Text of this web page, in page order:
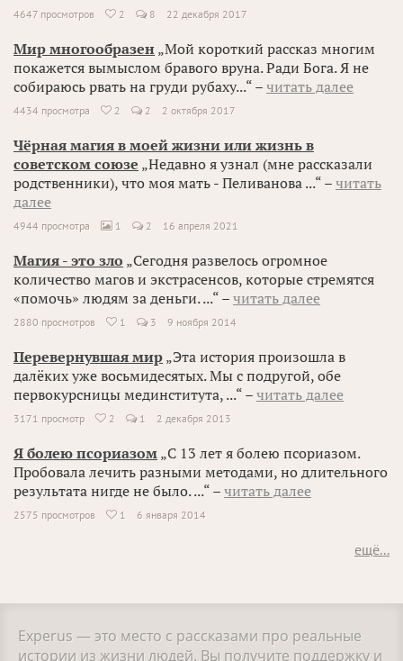
4647 просмотров  2 8 22 декабря 2017
Мир многообразен „Мой короткий рассказ многим
покажется вымыслом бравого вруна. Ради Бога. Я не
собираюсь рвать на груди рубаху...“ – читать далее
4434 просмотра  2 2 2 октября 2017
Чёрная магия в моей жизни или жизнь в
советском союзе „Недавно я узнал (мне рассказали
родственники), что моя мать - Пеливанова ...“ – читать
далее
4944 просмотра  1 2 16 апреля 2021
Магия - это зло „Сегодня развелось огромное
количество магов и экстрасенсов, которые стремятся
«помочь» людям за деньги. ...“ – читать далее
2880 просмотров  1 3 9 ноября 2014
Перевернувшая мир „Эта история произошла в
далёких уже восьмидесятых. Мы с подругой, обе
первокурсницы мединститута, ...“ – читать далее
3171 просмотр  2 1 2 декабря 2013
Я болею псориазом „С 13 лет я болею псориазом.
Пробовала лечить разными методами, но длительного
результата нигде не было. ...“ – читать далее
2575 просмотров  1 6 января 2014
ещё...
Experus — это место с рассказами про реальные
истории из жизни людей. Вы получите поддержку и